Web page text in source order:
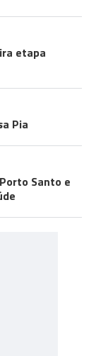
etapa
Pia
Santo e